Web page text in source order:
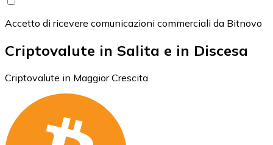
Accetto di ricevere comunicazioni commerciali da Bitnovo
Criptovalute in Salita e in Discesa
Criptovalute in Maggior Crescita